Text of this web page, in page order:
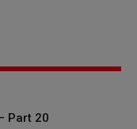
Part 20